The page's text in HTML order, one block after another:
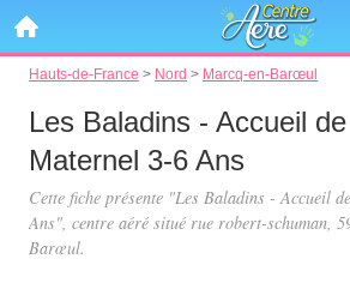
Hauts-de-France > Nord > Marcq-en-Barœul
Les Baladins - Accueil
Maternel 3-6 Ans
Cette fiche présente "Les Baladins - Accueil
Ans", centre aéré situé rue robert-schuman,
Barœul.